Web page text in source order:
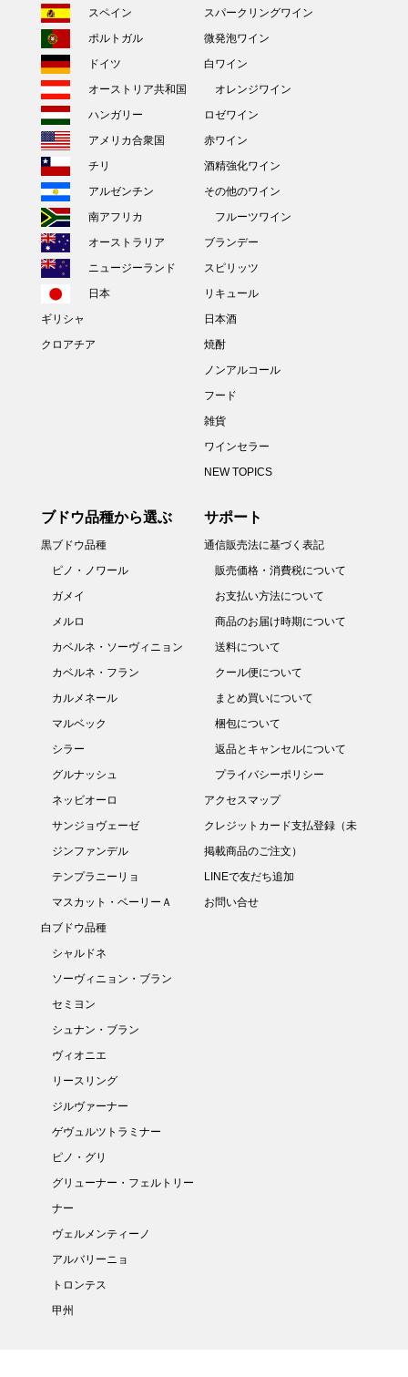
スペイン
ポルトガル
ドイツ
オーストリア共和国
ハンガリー
アメリカ合衆国
チリ
アルゼンチン
南アフリカ
オーストラリア
ニュージーランド
日本
ギリシャ
クロアチア
スパークリングワイン
微発泡ワイン
白ワイン
オレンジワイン
ロゼワイン
赤ワイン
酒精強化ワイン
その他のワイン
フルーツワイン
ブランデー
スピリッツ
リキュール
日本酒
焼酎
ノンアルコール
フード
雑貨
ワインセラー
NEW TOPICS
ブドウ品種から選ぶ
黒ブドウ品種
ピノ・ノワール
ガメイ
メルロ
カベルネ・ソーヴィニョン
カベルネ・フラン
カルメネール
マルベック
シラー
グルナッシュ
ネッビオーロ
サンジョヴェーゼ
ジンファンデル
テンプラニーリョ
マスカット・ベーリーＡ
白ブドウ品種
シャルドネ
ソーヴィニョン・ブラン
セミヨン
シュナン・ブラン
ヴィオニエ
リースリング
ジルヴァーナー
ゲヴュルツトラミナー
ピノ・グリ
グリューナー・フェルトリー
ナー
ヴェルメンティーノ
アルバリーニョ
トロンテス
甲州
サポート
通信販売法に基づく表記
販売価格・消費税について
お支払い方法について
商品のお届け時期について
送料について
クール便について
まとめ買いについて
梱包について
返品とキャンセルについて
プライバシーポリシー
アクセスマップ
クレジットカード支払登録（未
掲載商品のご注文）
LINEで友だち追加
お問い合せ